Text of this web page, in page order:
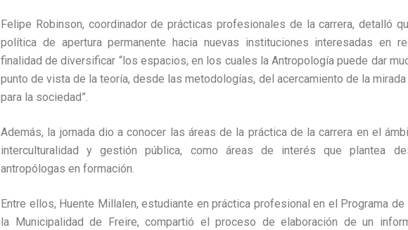
Felipe Robinson, coordinador de prácticas profesionales de la carrera, detalló
política de apertura permanente hacia nuevas instituciones interesadas en
finalidad de diversificar “los espacios, en los cuales la Antropología puede dar
punto de vista de la teoría, desde las metodologías, del acercamiento de la
para la sociedad”.
Además, la jornada dio a conocer las áreas de la práctica de la carrera en el
interculturalidad y gestión pública, como áreas de interés que plantea
antropólogas en formación.
Entre ellos, Huente Millalen, estudiante en práctica profesional en el Programa
la Municipalidad de Freire, compartió el proceso de elaboración de un